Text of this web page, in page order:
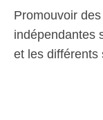
Promouvoir
indépendantes
et les différents